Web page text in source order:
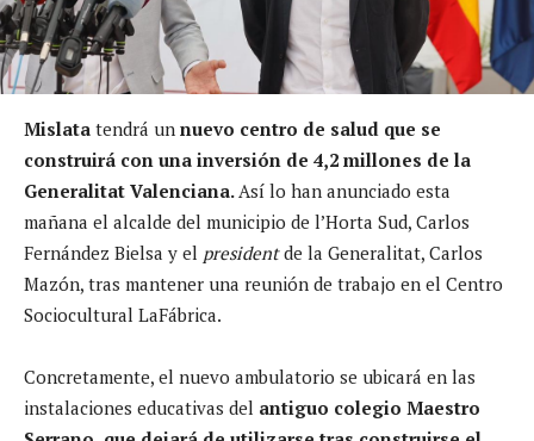
Mislata tendrá un nuevo centro de salud que se
construirá con una inversión de 4,2 millones de la
Generalitat Valenciana. Así lo han anunciado esta
mañana el alcalde del municipio de l’Horta Sud, Carlos
Fernández Bielsa y el presidentde la Generalitat, Carlos
Mazón, tras mantener una reunión de trabajo en el Centro
Sociocultural LaFábrica.
Concretamente, el nuevo ambulatorio se ubicará en las
instalaciones educativas del antiguo colegio Maestro